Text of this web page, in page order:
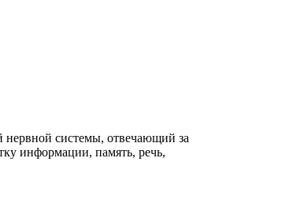
системы, отвечающий за
информации, память, речь,